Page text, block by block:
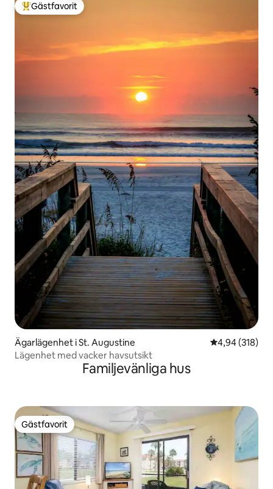
Populär gästfavorit
Gästfavorit
Ägarlägenhet i St. Augustine 4,94 av 5 i
4,94 (318)
Lägenhet med vacker havsutsikt
Familjevänliga hus
Gästfavorit
Gästfavorit